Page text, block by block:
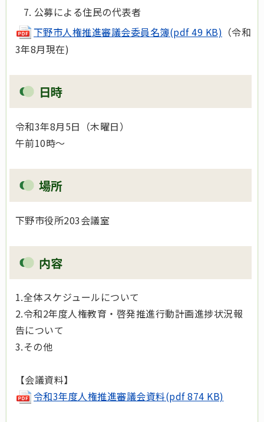
公募による住民の代表者
下野市人権推進審議会委員名簿(pdf 49 KB) （令和
3年8月現在)
日時
令和3年8月5日（木曜日）
午前10時～
場所
下野市役所203会議室
内容
1.全体スケジュールについて
2.令和2年度人権教育・啓発推進行動計画進捗状況報
告について
3.その他
【会議資料】
令和3年度人権推進審議会資料(pdf 874 KB)